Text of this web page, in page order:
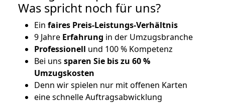
Was spricht noch für uns?
Ein faires Preis-Leistungs-Verhältnis
9 Jahre Erfahrung in der Umzugsbranche
Professionell und 100 % Kompetenz
Bei uns sparen Sie bis zu 60 %
Umzugskosten
Denn wir spielen nur mit offenen Karten
eine schnelle Auftragsabwicklung